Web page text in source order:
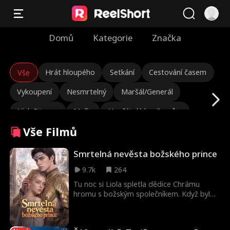
Domů Kategorie Značka
Vše Hrát hloupého Setkání Cestování časem
Vykoupení Nesmrtelný Maršál/Generál
Nick Ritacco Mafie Nepřátelé k milencům
Reinkarnace Drsný ředitel
Dědička/společnice Lauren Farmer
Láska po svatbě Doják Skrytá identita
Znovuzrození Osudoví milenci John Machesky
Mark Vega
Vše Filmů
Smrtelná nevěsta božského prince
9.7k
264
Tu noc si Liola spletla dědice Chrámu
hromu s božským společníkem. Když bylo